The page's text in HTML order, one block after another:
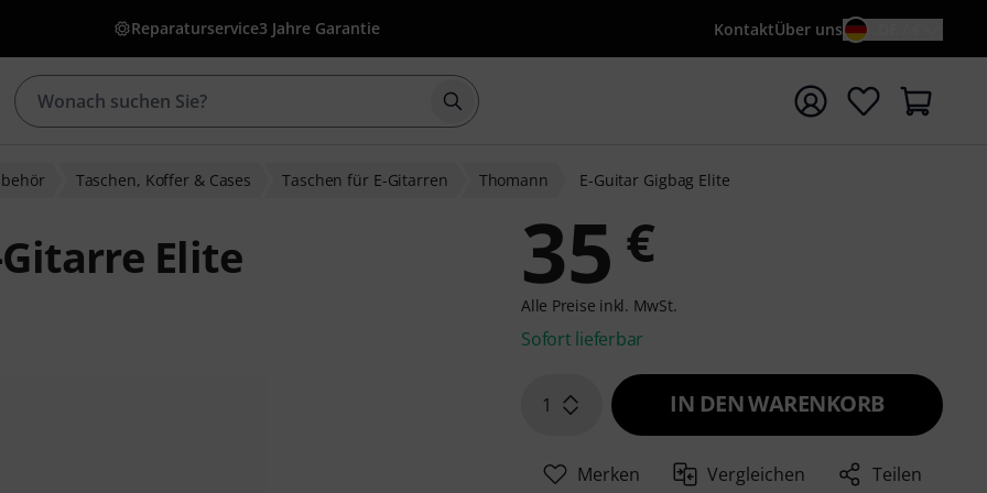
Reparaturservice3 Jahre Garantie KontaktÜber uns
Suche mit Suchwort {searchTerm} starten
Taschen, Koffer & Cases Taschen für E-Gitarren Thomann E-Guitar Gigbag Elite
Elite 35 €
Alle Preise inkl. MwSt.
Sofort lieferbar
1 IN DEN WARENKORB
Merken Vergleichen Teilen